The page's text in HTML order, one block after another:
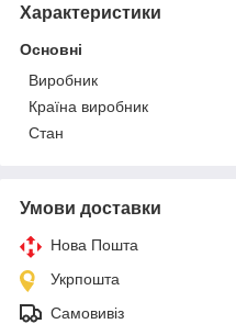
Характеристики
Основні
Виробник
Країна виробник
Стан
Умови доставки
Нова Пошта
Укрпошта
Самовивіз